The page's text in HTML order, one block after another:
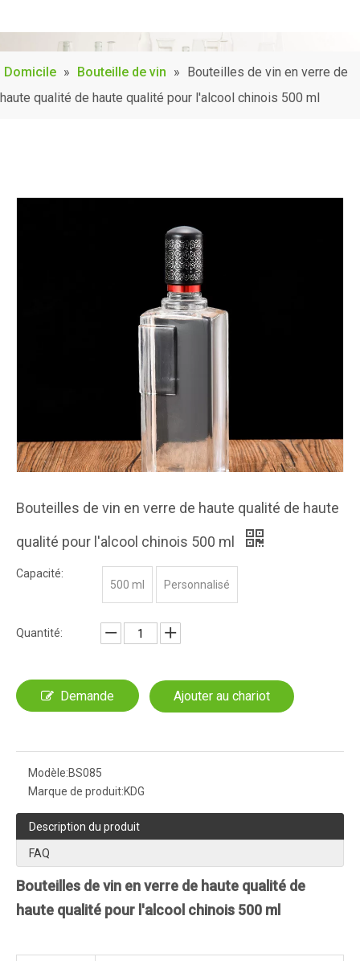
Domicile » Bouteille de vin » Bouteilles de vin en verre de
haute qualité de haute qualité pour l'alcool chinois 500 ml
Bouteilles de vin en verre de haute qualité de haute
qualité pour l'alcool chinois 500 ml
Capacité:
500 ml
Personnalisé
Quantité:
Demande Ajouter au chariot
Modèle:BS085
Marque de produit:KDG
Description du produit
FAQ
Bouteilles de vin en verre de haute qualité de
haute qualité pour l'alcool chinois 500 ml